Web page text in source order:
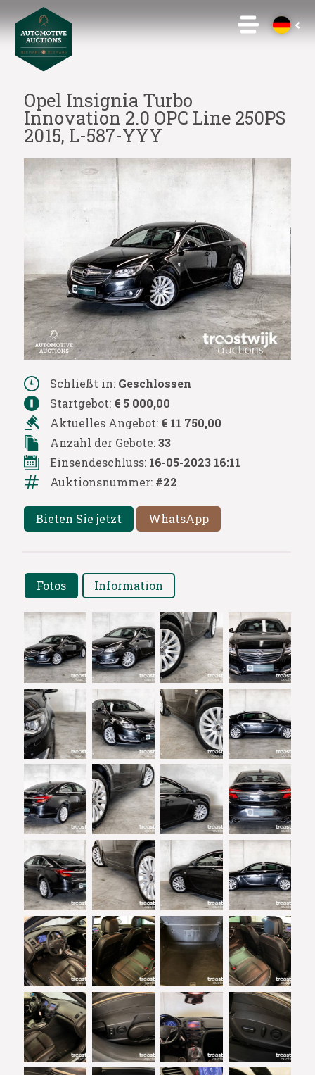
Opel Insignia Turbo
Innovation 2.0 OPC Line 250PS
2015, L-587-YYY
Schließt in: Geschlossen
Startgebot: € 5 000,00
Aktuelles Angebot: € 11 750,00
Anzahl der Gebote:33
Einsendeschluss: 16-05-2023 16:11
Auktionsnummer: #22
Bieten Sie jetzt WhatsApp
Fotos Information